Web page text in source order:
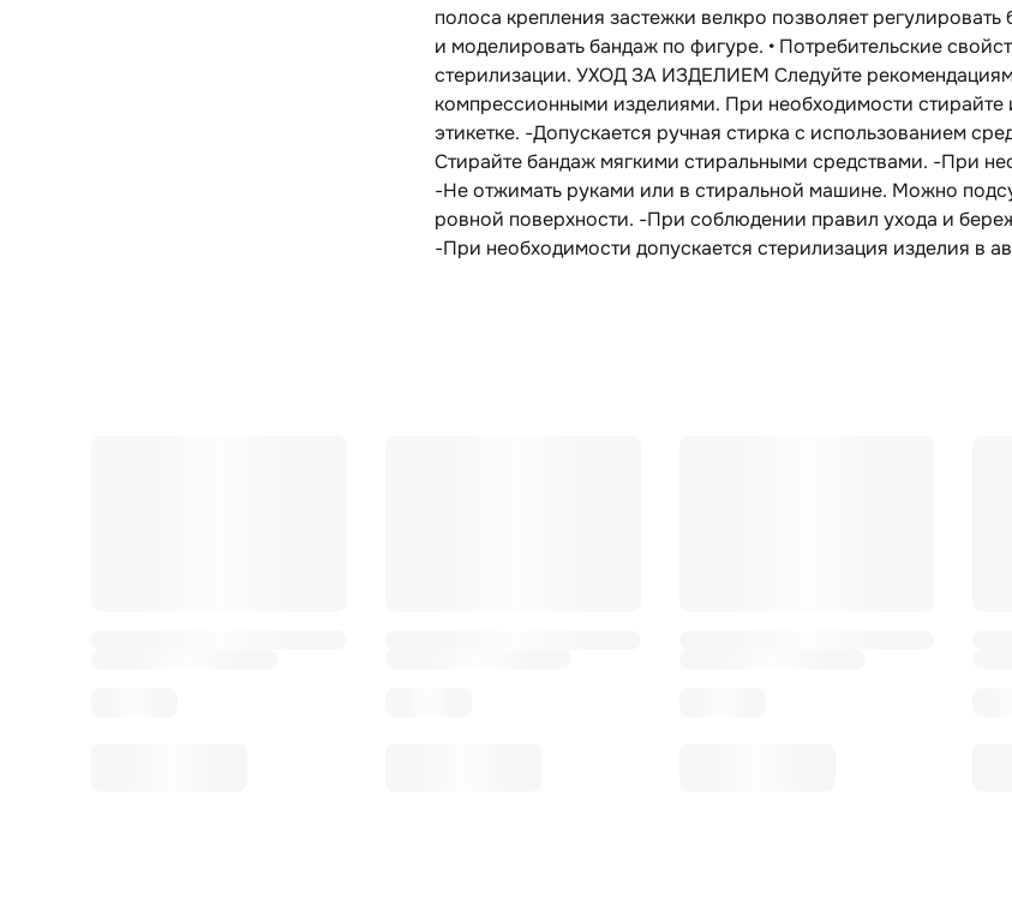
полоса крепления застежки велкро позволяет
и моделировать бандаж по фигуре. • Потребительские
стерилизации. УХОД ЗА ИЗДЕЛИЕМ Следуйте
компрессионными изделиями. При необходимости стирайте
этикетке. -Допускается ручная стирка с использованием
Стирайте бандаж мягкими стиральными средствами. -При
-Не отжимать руками или в стиральной машине. Можно
ровной поверхности. -При соблюдении правил ухода и
-При необходимости допускается стерилизация изделия в